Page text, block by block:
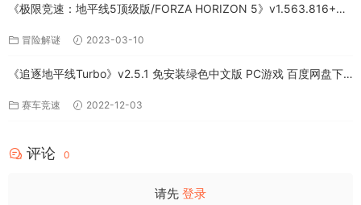
《极限竞速：地平线5顶级版/FORZA HORIZON 5》v1.563.816+全
冒险解谜 2023-03-10
《追逐地平线Turbo》v2.5.1 免安装绿色中文版 PC游戏 百度网盘下
赛车竞速 2022-12-03
评论 0
请先 登录